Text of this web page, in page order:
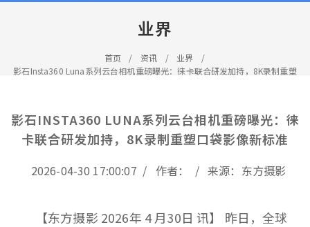
业界
首页 / 资讯 / 业界
/
影石Insta360 Luna系列云台相机重磅曝光：徕卡联合研发加持，8K录制重塑
影石INSTA360 LUNA系列云台相机重磅曝光：徕
卡联合研发加持，8K录制重塑口袋影像新标准
2026-04-30 17:00:07 / 作者： / 来源：东方摄影
【东方摄影 2026年 4 月30日 讯】 昨日，全球